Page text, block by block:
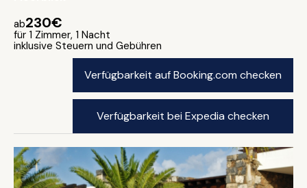
ab230€
für 1 Zimmer, 1 Nacht
inklusive Steuern und Gebühren
Verfügbarkeit auf Booking.com checken
Verfügbarkeit bei Expedia checken